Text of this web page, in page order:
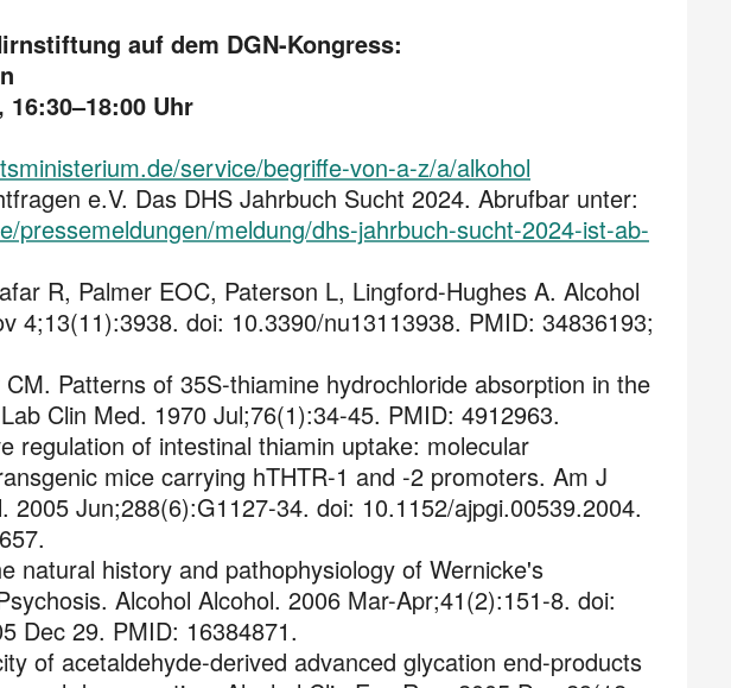
auf dem DGN-Kongress:
Uhr
service/begriffe-von-a-z/a/alkohol
e.V. Das DHS Jahrbuch Sucht 2024. Abrufbar unter:
pressemeldungen/meldung/dhs-jahrbuch-sucht-2024-ist-ab-
R, Palmer EOC, Paterson L, Lingford-Hughes A. Alcohol
4;13(11):3938. doi: 10.3390/nu13113938. PMID: 34836193;
Patterns of 35S-thiamine hydrochloride absorption in the
Clin Med. 1970 Jul;76(1):34-45. PMID: 4912963.
regulation of intestinal thiamin uptake: molecular
mice carrying hTHTR-1 and -2 promoters. Am J
2005 Jun;288(6):G1127-34. doi: 10.1152/ajpgi.00539.2004.
natural history and pathophysiology of Wernicke's
Alcohol Alcohol. 2006 Mar-Apr;41(2):151-8. doi:
Dec 29. PMID: 16384871.
of acetaldehyde-derived advanced glycation end-products